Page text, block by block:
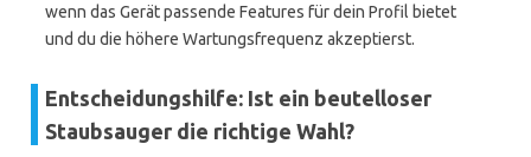
wenn das Gerät passende Features für dein Profil bietet
und du die höhere Wartungsfrequenz akzeptierst.
Entscheidungshilfe: Ist ein beutelloser
Staubsauger die richtige Wahl?